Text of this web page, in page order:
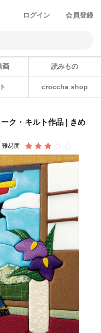
ログイン 会員登録
画 読みもの
croccha shop
ク・キルト作品 | きめ
難易度